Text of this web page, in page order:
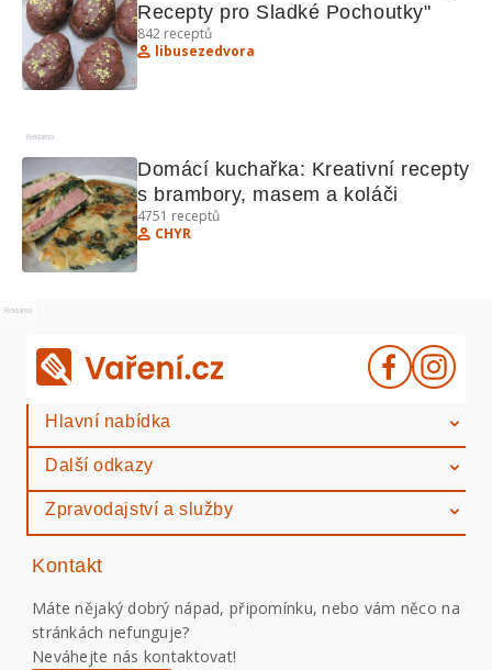
Recepty pro Sladké Pochoutky"
842 receptů
libusezedvora
Reklama
Domácí kuchařka: Kreativní recepty
s brambory, masem a koláči
4751 receptů
CHYR
Reklama
Hlavní nabídka
Další odkazy
Zpravodajství a služby
Kontakt
Máte nějaký dobrý nápad, připomínku, nebo vám něco na
stránkách nefunguje?
Neváhejte nás kontaktovat!